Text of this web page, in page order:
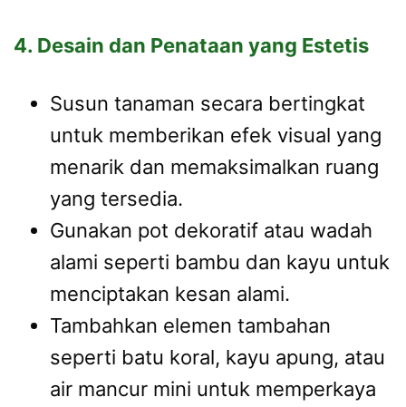
4. Desain dan Penataan yang Estetis
Susun tanaman secara bertingkat
untuk memberikan efek visual yang
menarik dan memaksimalkan ruang
yang tersedia.
Gunakan pot dekoratif atau wadah
alami seperti bambu dan kayu untuk
menciptakan kesan alami.
Tambahkan elemen tambahan
seperti batu koral, kayu apung, atau
air mancur mini untuk memperkaya